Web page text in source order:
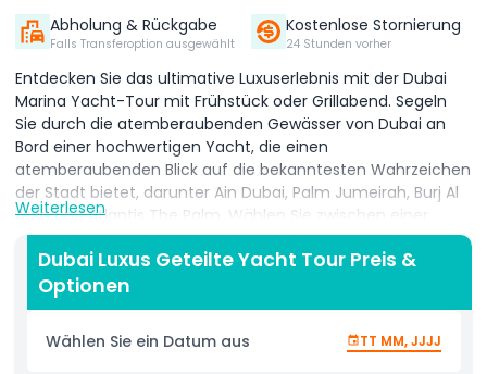
Abholung & Rückgabe
Falls Transferoption ausgewählt
Kostenlose Stornierung
24 Stunden vorher
Entdecken Sie das ultimative Luxuserlebnis mit der Dubai
Marina Yacht-Tour mit Frühstück oder Grillabend. Segeln
Sie durch die atemberaubenden Gewässer von Dubai an
Bord einer hochwertigen Yacht, die einen
atemberaubenden Blick auf die bekanntesten Wahrzeichen
der Stadt bietet, darunter Ain Dubai, Palm Jumeirah, Burj Al
Arab und Atlantis The Palm. Wählen Sie zwischen einer
Morgentour mit frisch zubereitetem Frühstück oder einer
Sonnenuntergangs-/Abendtour mit einem leckeren
Grillbuffet. Entspannen Sie sich auf dem Sonnendeck,
machen Sie Instagram-würdige Fotos oder tauchen Sie in
das türkisblaue Wasser für ein erfrischendes Bad ein. Diese
Tour ist perfekt für Paare, Familien oder Freunde, die eine
Weiterlesen
Dubai Luxus Geteilte Yacht Tour Preis &
Optionen
Wählen Sie ein Datum aus TT MM, JJJJ